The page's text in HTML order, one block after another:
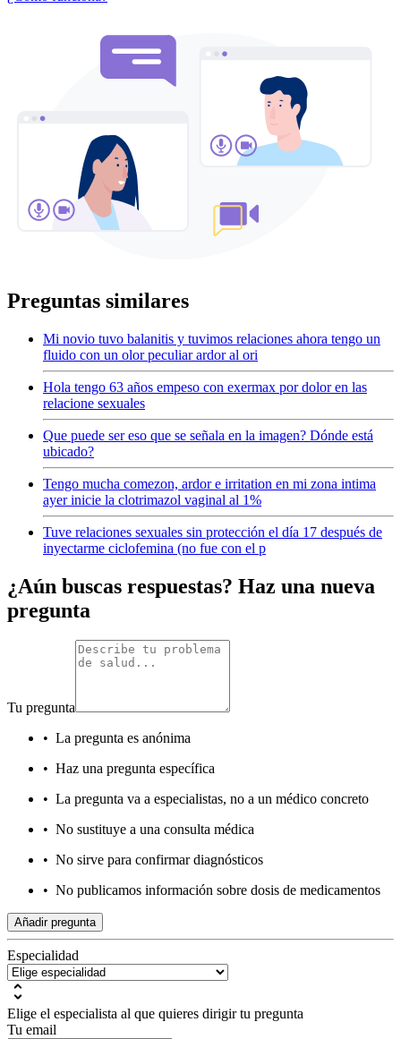
Preguntas similares
Mi novio tuvo balanitis y tuvimos relaciones ahora tengo un
fluido con un olor peculiar ardor al ori
Hola tengo 63 años empeso con exermax por dolor en las
relacione sexuales
Que puede ser eso que se señala en la imagen? Dónde está
ubicado?
Tengo mucha comezon, ardor e irritation en mi zona intima
ayer inicie la clotrimazol vaginal al 1%
Tuve relaciones sexuales sin protección el día 17 después de
inyectarme ciclofemina (no fue con el p
¿Aún buscas respuestas? Haz una nueva
pregunta
Tu pregunta
• La pregunta es anónima
• Haz una pregunta específica
• La pregunta va a especialistas, no a un médico concreto
• No sustituye a una consulta médica
• No sirve para confirmar diagnósticos
• No publicamos información sobre dosis de medicamentos
Añadir pregunta
Especialidad
Elige el especialista al que quieres dirigir tu pregunta
Tu email